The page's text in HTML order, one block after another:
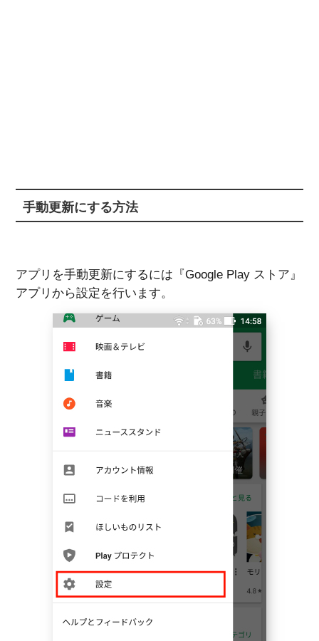
手動更新にする方法
アプリを手動更新にするには『Google Play ストア』
アプリから設定を行います。